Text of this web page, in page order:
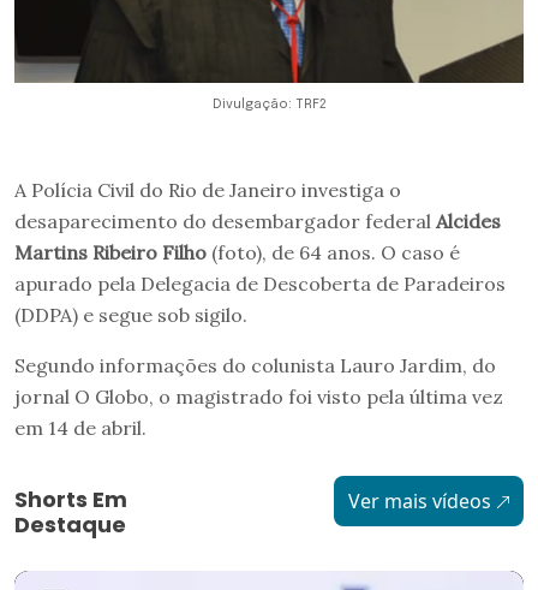
Divulgação: TRF2
A Polícia Civil do Rio de Janeiro investiga o
desaparecimento do desembargador federal Alcides
Martins Ribeiro Filho (foto), de 64 anos. O caso é
apurado pela Delegacia de Descoberta de Paradeiros
(DDPA) e segue sob sigilo.
Segundo informações do colunista Lauro Jardim, do
jornal O Globo, o magistrado foi visto pela última vez
em 14 de abril.
Shorts Em
Destaque
Ver mais vídeos